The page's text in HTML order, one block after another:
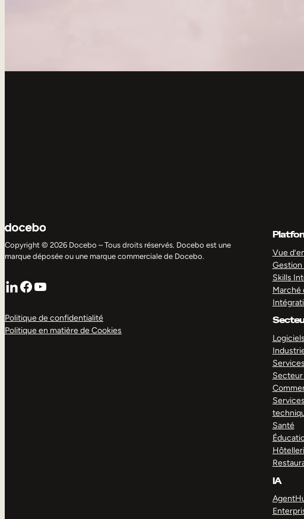
Copyright © 2026 Docebo – Tous droits réservés. Docebo est une
marque déposée ou une marque commerciale de Docebo.
LinkedIn
Facebook
YouTube
Politique de confidentialité
Politique en matière de Cookies
Vue
Gestion
Skills
Marché
Logiciels
Santé
IA